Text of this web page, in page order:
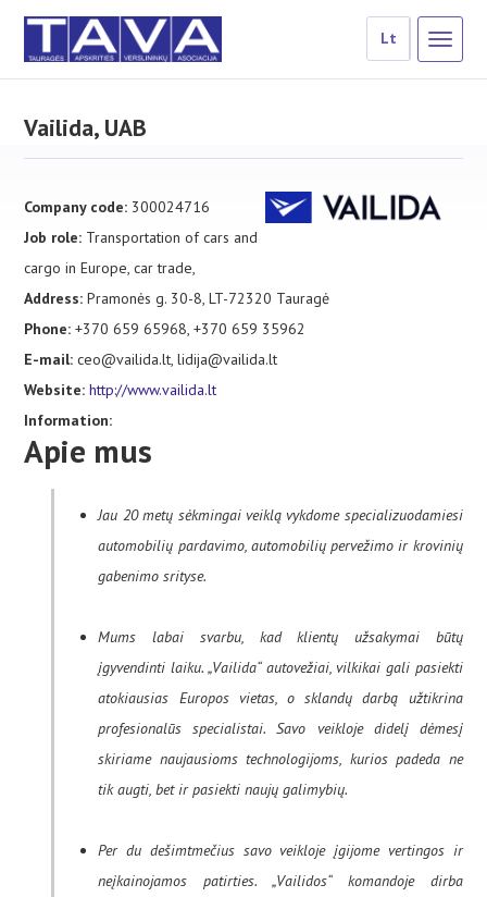
Lt
Vailida, UAB
Company code: 300024716
Job role: Transportation of cars and
cargo in Europe, car trade,
Address: Pramonės g. 30-8, LT-72320 Tauragė
Phone: +370 659 65968, +370 659 35962
E-mail: ceo@vailida.lt, lidija@vailida.lt
Website: http://www.vailida.lt
Information:
Apie mus
Jau 20 metų sėkmingai veiklą vykdome specializuodamiesi
automobilių pardavimo, automobilių pervežimo ir krovinių
gabenimo srityse.
Mums labai svarbu, kad klientų užsakymai būtų
įgyvendinti laiku. „Vailida“ autovežiai, vilkikai gali pasiekti
atokiausias Europos vietas, o sklandų darbą užtikrina
profesionalūs specialistai. Savo veikloje didelį dėmesį
skiriame naujausioms technologijoms, kurios padeda ne
tik augti, bet ir pasiekti naujų galimybių.
Per du dešimtmečius savo veikloje įgijome vertingos ir
neįkainojamos patirties. „Vailidos“ komandoje dirba